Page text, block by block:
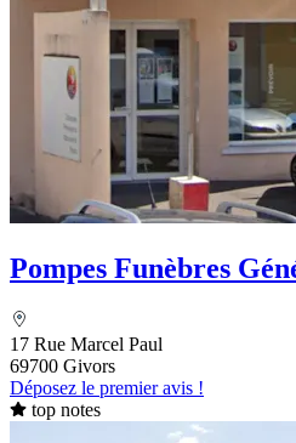
Pompes Funèbres
17 Rue Marcel Paul
69700 Givors
Déposez le premier avis !
top notes